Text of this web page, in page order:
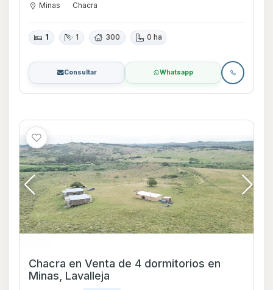
Minas Chacra
1 1 300 0 ha
Consultar Whatsapp
Chacra en Venta de 4 dormitorios en
Minas, Lavalleja